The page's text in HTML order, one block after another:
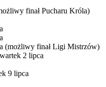
finał Pucharu Króla)
(możliwy finał Ligi Mistrzów)
2 lipca
9 lipca